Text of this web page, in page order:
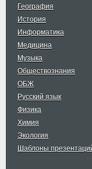
География
История
Информатика
Медицина
Музыка
Обществознания
ОБЖ
Русский язык
Физика
Химия
Экология
Шаблоны